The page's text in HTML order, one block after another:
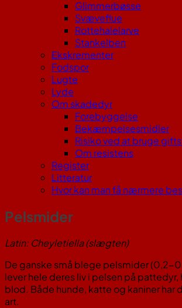
Glimmerbøsse
Svæveflue
Rottehalelarve
Stankelben
Ekskrementer
Fodspor
Lugte
Lyde
Om skadedyr
Forebyggelse
Bekæmpelsesmidler
Risiko ved at bruge
Om resistens
Register
Litteratur
Hvor kan man få nærmere
Pelsmider
Latin: Cheyletiella (slægten)
De ganske små blege pelsmider (0,2-
lever hele deres liv i pelsen på pattedyr,
blod. Både hunde, katte og kaniner har
art.